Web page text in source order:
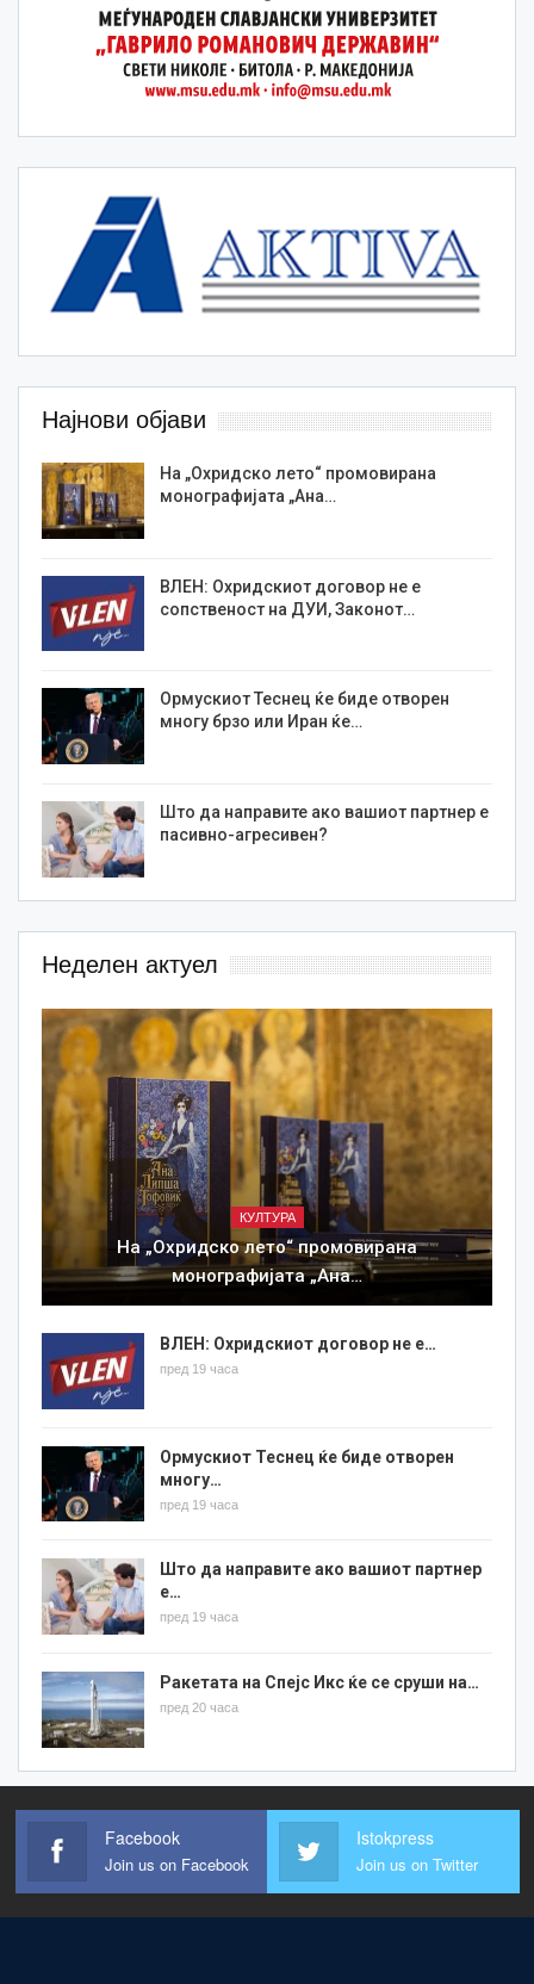
Најнови објави
На „Охридско лето“ промовирана
монографијата „Ана…
ВЛЕН: Охридскиот договор не е
сопственост на ДУИ, Законот…
Ормускиот Теснец ќе биде отворен
многу брзо или Иран ќе…
Што да направите ако вашиот партнер е
пасивно-агресивен?
Неделен актуел
КУЛТУРА
На „Охридско лето“ промовирана
монографијата „Ана…
ВЛЕН: Охридскиот договор не е…
пред 19 часа
Ормускиот Теснец ќе биде отворен
многу…
пред 19 часа
Што да направите ако вашиот партнер
е…
пред 19 часа
Ракетата на Спејс Икс ќе се сруши на…
пред 20 часа
Facebook
Join us on Facebook
Istokpress
Join us on Twitter